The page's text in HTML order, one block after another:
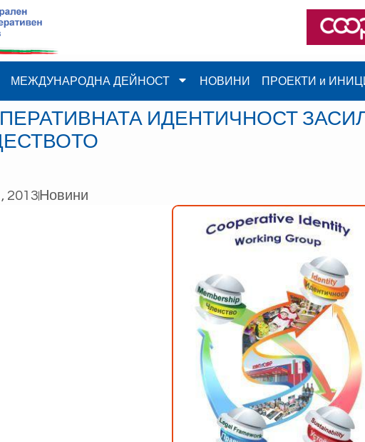
МЕЖДУНАРОДНА ДЕЙНОСТ НОВИНИ ПРОЕКТИ и
ИДЕНТИЧНОСТ
2013Новини